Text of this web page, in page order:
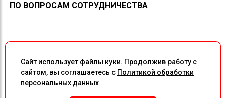
ПО ВОПРОСАМ СОТРУДНИЧЕСТВА
Сайт использует файлы куки. Продолжив работу с
сайтом, вы соглашаетесь с Политикой обработки
персональных данных